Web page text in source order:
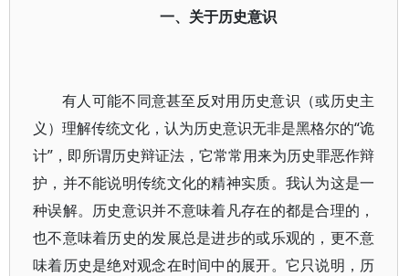
一、关于历史意识
有人可能不同意甚至反对用历史意识（或历史主
义）理解传统文化，认为历史意识无非是黑格尔的“诡
计”，即所谓历史辩证法，它常常用来为历史罪恶作辩
护，并不能说明传统文化的精神实质。我认为这是一
种误解。历史意识并不意味着凡存在的都是合理的，
也不意味着历史的发展总是进步的或乐观的，更不意
味着历史是绝对观念在时间中的展开。它只说明，历